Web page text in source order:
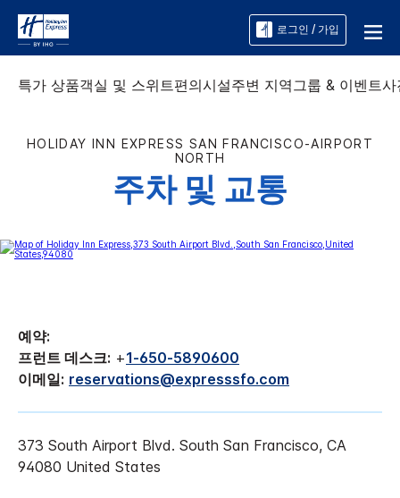
로그인 / 가입
특가 상품객실 및 스위트편의시설주변 지역그룹 & 이벤트사
HOLIDAY INN EXPRESS SAN FRANCISCO-AIRPORT
NORTH
주차 및 교통
예약:
프런트 데스크: +1-650-5890600
이메일: reservations@expresssfo.com
373 South Airport Blvd. South San Francisco, CA
94080 United States